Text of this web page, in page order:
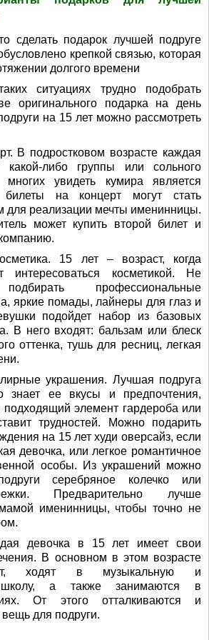
сделать подарок лучшей подруге
крепкой связью, которая
долгого времени
ситуациях трудно подобрать
оригинального подарка на день
на 15 лет можно рассмотреть
В подростковом возрасте каждая
либо группы или сольного
многих увидеть кумира является
на концерт могут стать
для реализации мечты именинницы.
может купить второй билет и
15 лет – возраст, когда
интересоваться косметикой. Не
профессиональные
яркие помады, лайнеры для глаз и
подойдет набор из базовых
В него входят: бальзам или блеск
оттенка, тушь для ресниц, легкая
украшения. Лучшая подруга
знает ее вкусы и предпочтения,
подходящий элемент гардероба или
трудностей. Можно подарить
на 15 лет худи оверсайз, если
девочка, или легкое романтичное
особы. Из украшений можно
серебряное колечко или
Предварительно лучше
мамой именинницы, чтобы точно не
девочка в 15 лет имеет свои
В основном в этом возрасте
ходят в музыкальную и
школу, а также занимаются в
От этого отталкиваются и
для подруги.